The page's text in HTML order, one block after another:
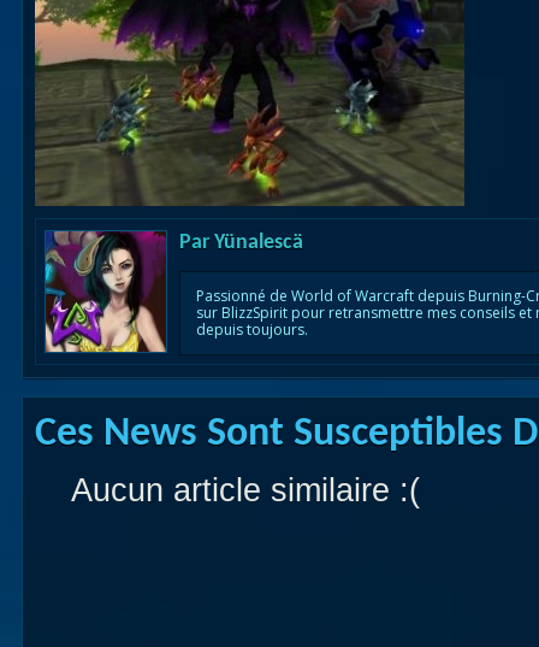
le vol
Uldum
Val
Par Yünalescä
Passionné de World of Warcraft depuis Burning-
sur BlizzSpirit pour retransmettre mes conseils
depuis toujours.
Ces News Sont Susceptibles
Aucun article similaire :(